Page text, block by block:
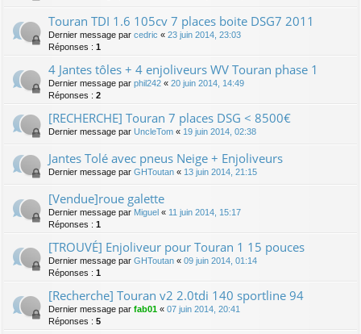
Touran TDI 1.6 105cv 7 places boite DSG7 2011
Dernier message par cedric « 23 juin 2014, 23:03
Réponses : 1
4 Jantes tôles + 4 enjoliveurs WV Touran phase 1
Dernier message par phil242 « 20 juin 2014, 14:49
Réponses : 2
[RECHERCHE] Touran 7 places DSG < 8500€
Dernier message par UncleTom « 19 juin 2014, 02:38
Jantes Tolé avec pneus Neige + Enjoliveurs
Dernier message par GHToutan « 13 juin 2014, 21:15
[Vendue]roue galette
Dernier message par Miguel « 11 juin 2014, 15:17
Réponses : 1
[TROUVÉ] Enjoliveur pour Touran 1 15 pouces
Dernier message par GHToutan « 09 juin 2014, 01:14
Réponses : 1
[Recherche] Touran v2 2.0tdi 140 sportline 94
Dernier message par fab01 « 07 juin 2014, 20:41
Réponses : 5